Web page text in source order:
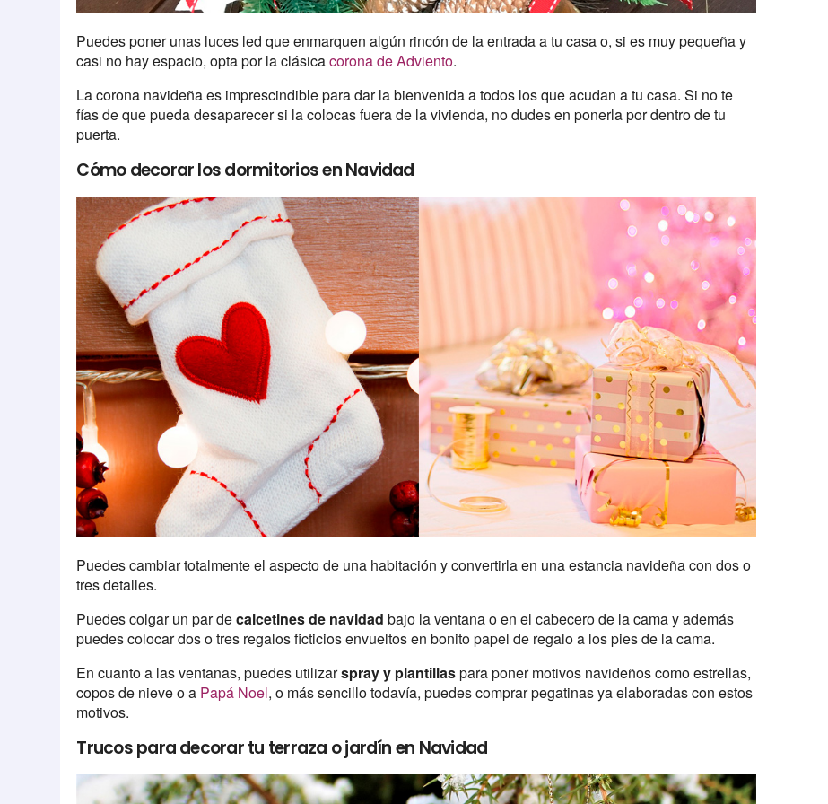
Puedes poner unas luces led que enmarquen algún rincón de la entrada a tu casa o, si es muy pequeña y
casi no hay espacio, opta por la clásicacorona de Adviento.
La corona navideña es imprescindible para dar la bienvenida a todos los que acudan a tu casa. Si no te
fías de que pueda desaparecer si la colocas fuera de la vivienda, no dudes en ponerla por dentro de tu
puerta.
Cómo decorar los dormitorios en Navidad
Puedes cambiar totalmente el aspecto de una habitación y convertirla en una estancia navideña con dos o
tres detalles.
Puedes colgar un par decalcetines de navidad bajo la ventana o en el cabecero de la cama y además
puedes colocar dos o tres regalos ficticios envueltos en bonito papel de regalo a los pies de la cama.
En cuanto a las ventanas, puedes utilizarspray y plantillaspara poner motivos navideños como estrellas,
copos de nieve o a Papá Noel, o más sencillo todavía, puedes comprar pegatinas ya elaboradas con estos
motivos.
Trucos para decorar tu terraza o jardín en Navidad